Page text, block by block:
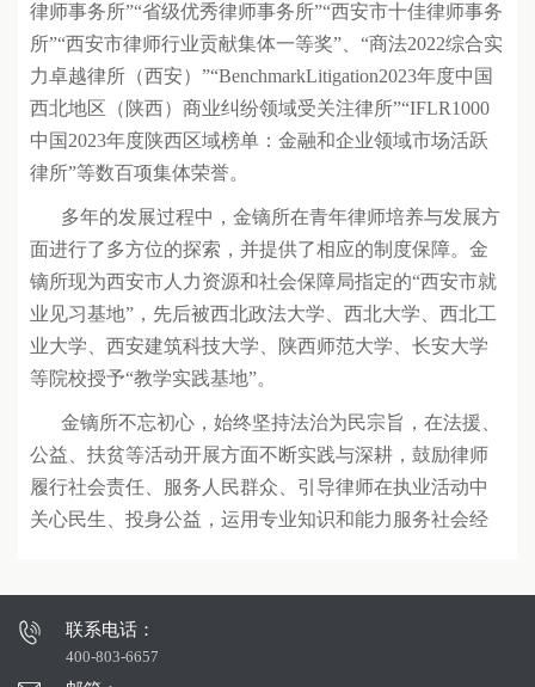
律师事务所”“省级优秀律师事务所”“西安市十佳律师事务
所”“西安市律师行业贡献集体一等奖”、“商法2022综合实
力卓越律所（西安）”“BenchmarkLitigation2023年度中国
西北地区（陕西）商业纠纷领域受关注律所”“IFLR1000
中国2023年度陕西区域榜单：金融和企业领域市场活跃
律所”等数百项集体荣誉。
多年的发展过程中，金镝所在青年律师培养与发展方
面进行了多方位的探索，并提供了相应的制度保障。金
镝所现为西安市人力资源和社会保障局指定的“西安市就
业见习基地”，先后被西北政法大学、西北大学、西北工
业大学、西安建筑科技大学、陕西师范大学、长安大学
等院校授予“教学实践基地”。
金镝所不忘初心，始终坚持法治为民宗旨，在法援、
公益、扶贫等活动开展方面不断实践与深耕，鼓励律师
履行社会责任、服务人民群众、引导律师在执业活动中
关心民生、投身公益，运用专业知识和能力服务社会经
联系电话：
400-803-6657